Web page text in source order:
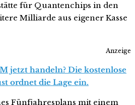
für Quantenchips in den
Milliarde aus eigener Kasse
Anzeige
jetzt handeln? Die kostenlose
ordnet die Lage ein.
Fünfjahresplans mit einem